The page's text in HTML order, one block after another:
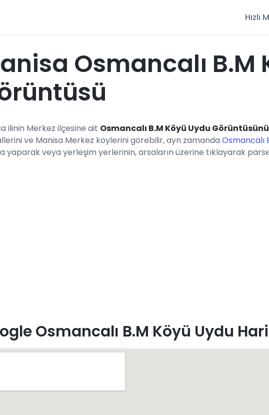
Hızlı
Osmancalı B.M
ilinin Merkez ilçesine ait Osmancalı B.M Köyü Uydu Görüntüsünü
ve Manisa Merkez köylerini görebilir, ayn zamanda Osmancalı
yaparak veya yerleşim yerlerinin, arsaların üzerine tıklayarak
Osmancalı B.M Köyü Uydu